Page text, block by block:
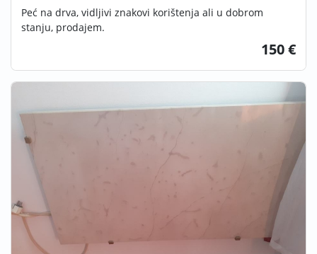
Peć na drva, vidljivi znakovi korištenja ali u dobrom
stanju, prodajem.
150 €